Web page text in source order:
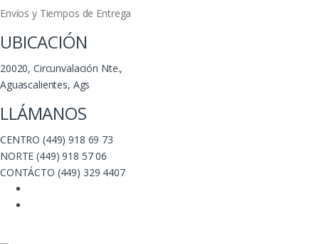
Envíos y Tiempos de Entrega
UBICACIÓN
20020, Circunvalación Nte.,
Aguascalientes, Ags
LLÁMANOS
CENTRO (449) 918 69 73
NORTE (449) 918 57 06
CONTÁCTO (449) 329 4407